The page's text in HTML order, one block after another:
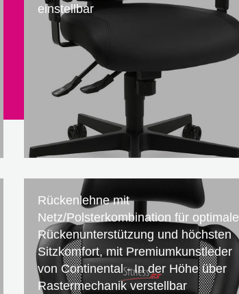
einstellbar
Rückenlehne mit
Netz/Polsterkombination für optimale
Rückenunterstützung und höchsten
Sitzkomfort, mit Premiumkunstleder
von Continental - In der Höhe über
Rastermechanik verstellbar